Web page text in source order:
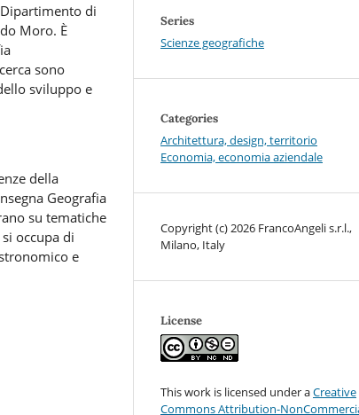
di
Moro. È
sono
sviluppo e
della
Geografia
su tematiche
occupa di
e
Series
Scienze geografiche
Categories
Architettura, design, territorio
Economia, economia aziendale
Copyright (c) 2026 FrancoAngeli s.r.l.,
Milano, Italy
License
This work is licensed under aCreative
Commons Attribution-